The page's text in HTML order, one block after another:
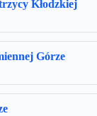
Kłodzkiej
Górze